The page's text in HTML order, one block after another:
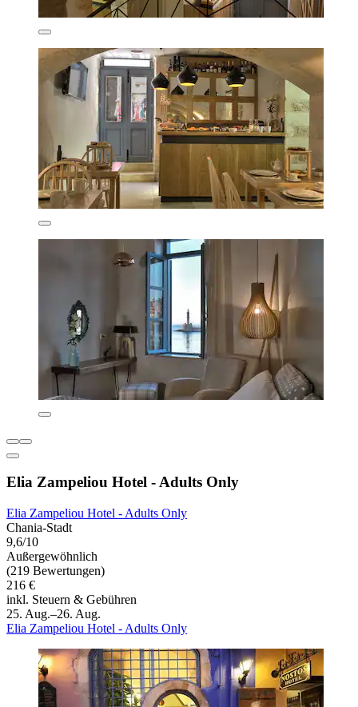
Elia Zampeliou Hotel - Adults Only
Elia Zampeliou Hotel - Adults Only
Chania-Stadt
9,6/10
Außergewöhnlich
(219 Bewertungen)
216 €
inkl. Steuern & Gebühren
25. Aug.–26. Aug.
Elia Zampeliou Hotel - Adults Only